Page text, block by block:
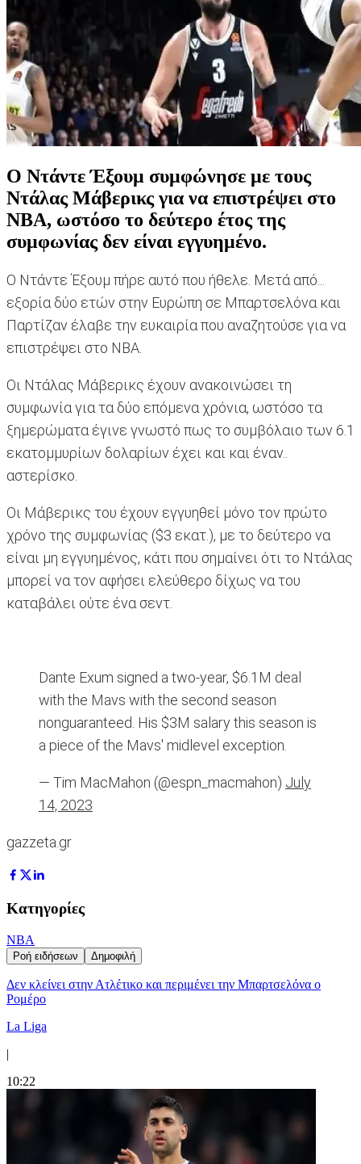
Ο Ντάντε Έξουμ συμφώνησε με τους
Ντάλας Μάβερικς για να επιστρέψει στο
ΝΒΑ, ωστόσο το δεύτερο έτος της
συμφωνίας δεν είναι εγγυημένο.
Ο Ντάντε Έξουμ πήρε αυτό που ήθελε. Μετά από...
εξορία δύο ετών στην Ευρώπη σε Μπαρτσελόνα και
Παρτίζαν έλαβε την ευκαιρία που αναζητούσε για να
επιστρέψει στο ΝΒΑ.
Οι Ντάλας Μάβερικς έχουν ανακοινώσει τη
συμφωνία για τα δύο επόμενα χρόνια, ωστόσο τα
ξημερώματα έγινε γνωστό πως το συμβόλαιο των 6.1
εκατομμυρίων δολαρίων έχει και και έναν..
αστερίσκο.
Οι Μάβερικς του έχουν εγγυηθεί μόνο τον πρώτο
χρόνο της συμφωνίας ($3 εκατ.), με το δεύτερο να
είναι μη εγγυημένος, κάτι που σημαίνει ότι το Ντάλας
μπορεί να τον αφήσει ελεύθερο δίχως να του
καταβάλει ούτε ένα σεντ.
Dante Exum signed a two-year, $6.1M deal
with the Mavs with the second season
nonguaranteed. His $3M salary this season is
a piece of the Mavs' midlevel exception.
— Tim MacMahon (@espn_macmahon) July
14, 2023
gazzeta.gr
Κατηγορίες
NBA
Ροή ειδήσεων Δημοφιλή
Δεν κλείνει στην Ατλέτικο και περιμένει την Μπαρτσελόνα ο
Ρομέρο
La Liga
|
10:22